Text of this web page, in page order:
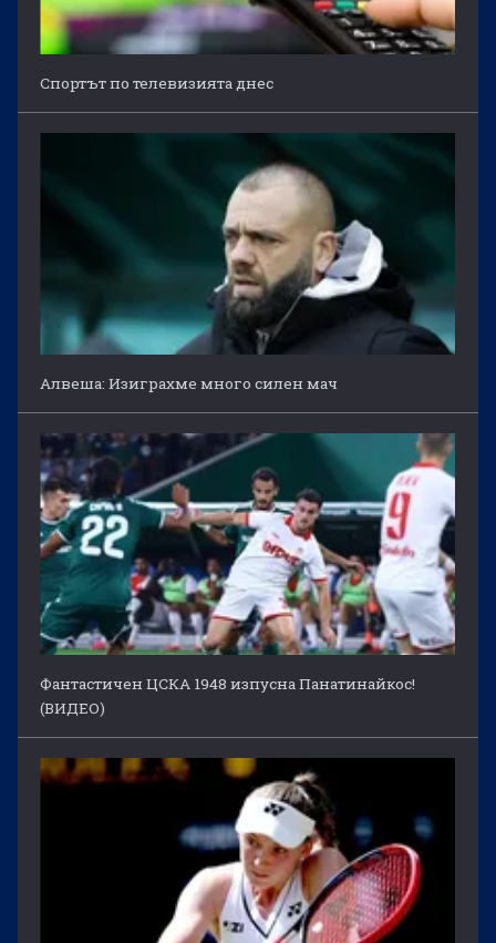
Спортът по телевизията днес
Алвеша: Изиграхме много силен мач
Фантастичен ЦСКА 1948 изпусна Панатинайкос!
(ВИДЕО)